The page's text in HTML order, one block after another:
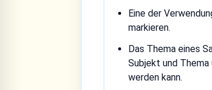
Eine der
markieren.
Das Thema eines
Subjekt und
werden kann.